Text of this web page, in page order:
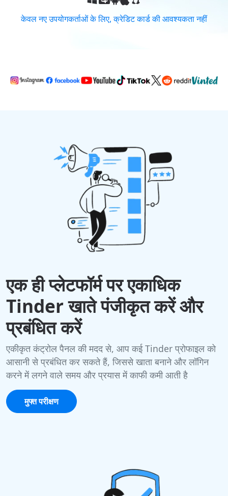
केवल नए उपयोगकर्ताओं के लिए, क्रेडिट कार्ड की आवश्यकता नहीं
एक ही प्लेटफॉर्म पर एकाधिक
Tinder खाते पंजीकृत करें और
प्रबंधित करें
एकीकृत कंट्रोल पैनल की मदद से, आप कई Tinder प्रोफाइल को
आसानी से प्रबंधित कर सकते हैं, जिससे खाता बनाने और लॉगिन
करने में लगने वाले समय और प्रयास में काफी कमी आती है
मुफ्त परीक्षण